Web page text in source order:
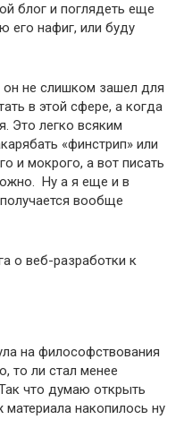
блог и поглядеть еще
его нафиг, или буду
он не слишком зашел для
в этой сфере, а когда
Это легко всяким
«финстрип» или
и мокрого, а вот писать
Ну а я еще и в
вообще
о веб-разработки к
на философствования
то ли стал менее
что думаю открыть
накопилось ну